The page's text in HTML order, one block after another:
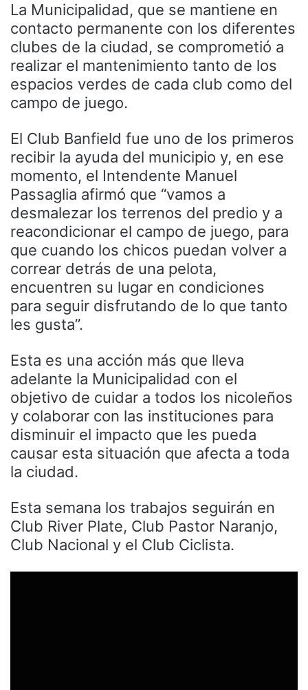
La Municipalidad, que se mantiene en
contacto permanente con los diferentes
clubes de la ciudad, se comprometió a
realizar el mantenimiento tanto de los
espacios verdes de cada club como del
campo de juego.
El Club Banfield fue uno de los primeros
recibir la ayuda del municipio y, en ese
momento, el Intendente Manuel
Passaglia afirmó que “vamos a
desmalezar los terrenos del predio y a
reacondicionar el campo de juego, para
que cuando los chicos puedan volver a
correar detrás de una pelota,
encuentren su lugar en condiciones
para seguir disfrutando de lo que tanto
les gusta”.
Esta es una acción más que lleva
adelante la Municipalidad con el
objetivo de cuidar a todos los nicoleños
y colaborar con las instituciones para
disminuir el impacto que les pueda
causar esta situación que afecta a toda
la ciudad.
Esta semana los trabajos seguirán en
Club River Plate, Club Pastor Naranjo,
Club Nacional y el Club Ciclista.